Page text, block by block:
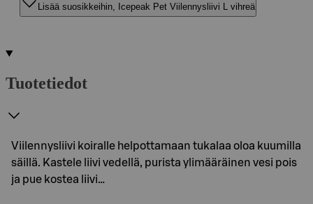
Lisää suosikkeihin, Icepeak Pet Viilennysliivi L vihreä
Tuotetiedot
Viilennysliivi koiralle helpottamaan tukalaa oloa kuumilla
säillä. Kastele liivi vedellä, purista ylimääräinen vesi pois
ja pue kostea liivi…